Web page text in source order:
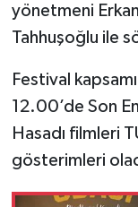
yönetmeni Erkan
Tahhuşoğlu ile
Festival
12.00’de Son
Hasadı filmleri
gösterimleri